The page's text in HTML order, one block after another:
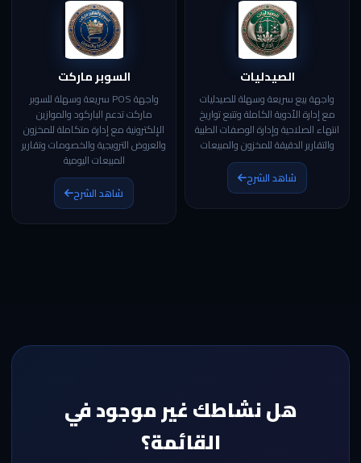
الصيدليات
واجهة بيع سريعة وسهلة للصيدليات
مع إدارة الأدوية الكاملة وتتبع تواريخ
انتهاء الصلاحية وإدارة الوصفات الطبية
والتقارير الدقيقة للمخزون والمبيعات
شاهد الشرح
السوبر ماركت
واجهة POS سريعة وسهلة للسوبر
ماركت تدعم الباركود والموازين
الإلكترونية مع إدارة متكاملة للمخزون
والعروض الترويجية والخصومات وتقارير
المبيعات اليومية
شاهد الشرح
هل نشاطك غير موجود في
القائمة؟